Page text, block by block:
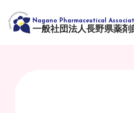
一般社団法人長野県薬剤